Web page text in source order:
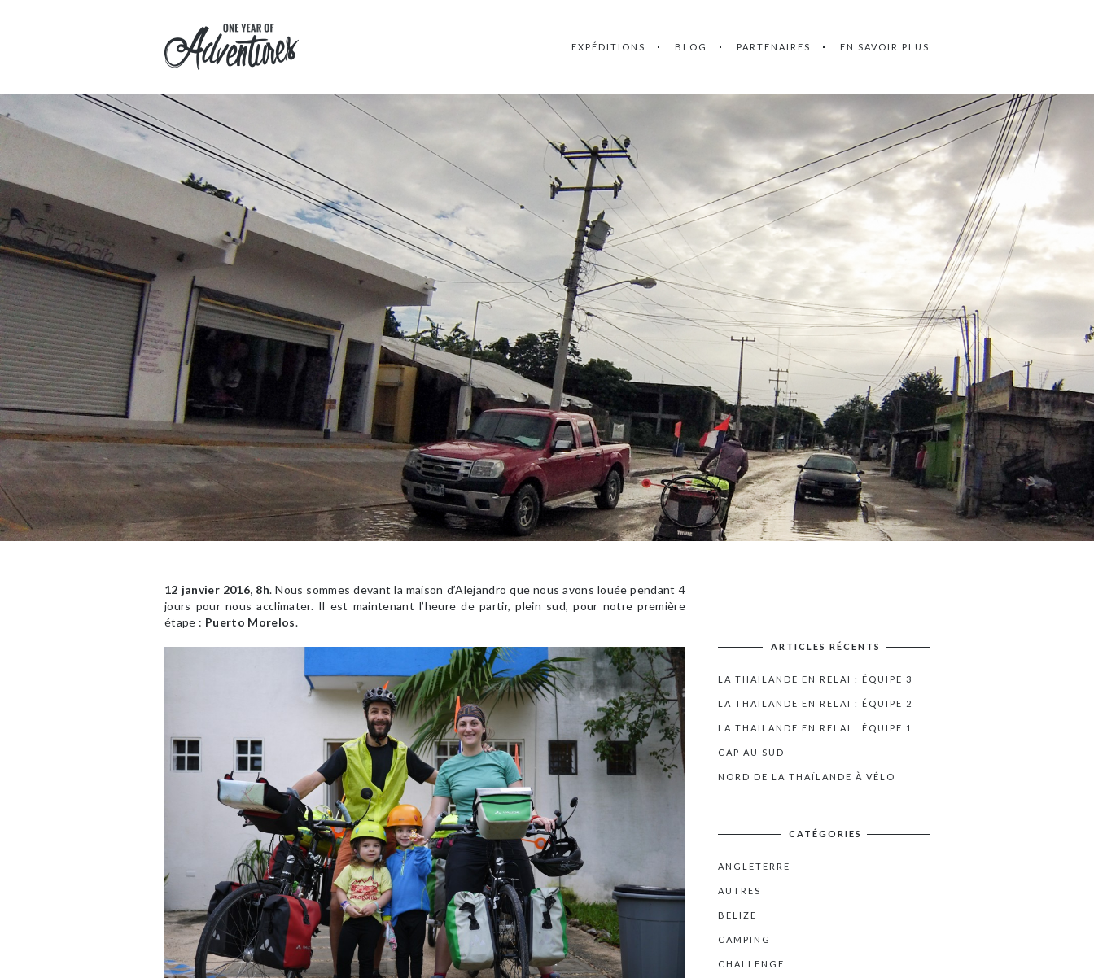
EXPÉDITIONS BLOG PARTENAIRES EN SAVOIR PLUS
12 janvier 2016, 8h. Nous sommes devant la maison d’Alejandro que nous avons louée pendant 4
jours pour nous acclimater. Il est maintenant l’heure de partir, plein sud, pour notre première
étape : Puerto Morelos.
ARTICLES RÉCENTS
LA THAÏLANDE EN RELAI : ÉQUIPE 3
LA THAILANDE EN RELAI : ÉQUIPE 2
LA THAILANDE EN RELAI : ÉQUIPE 1
CAP AU SUD
NORD DE LA THAÏLANDE À VÉLO
CATÉGORIES
ANGLETERRE
AUTRES
BELIZE
CAMPING
CHALLENGE